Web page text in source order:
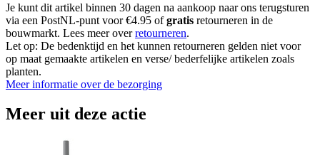
Je kunt dit artikel binnen 30 dagen na aankoop naar ons terugsturen
via een PostNL-punt voor €4.95 ofgratis retourneren in de
bouwmarkt. Lees meer overretourneren.
Let op: De bedenktijd en het kunnen retourneren gelden niet voor
op maat gemaakte artikelen en verse/ bederfelijke artikelen zoals
planten.
Meer informatie over de bezorging
Meer uit deze actie